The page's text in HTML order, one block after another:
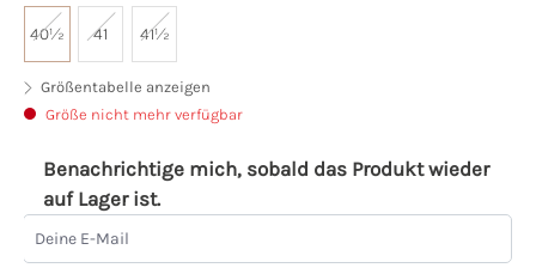
40½ 41 41½
Größentabelle anzeigen
Größe nicht mehr verfügbar
Benachrichtige mich, sobald das Produkt wieder
auf Lager ist.
Deine E-Mail